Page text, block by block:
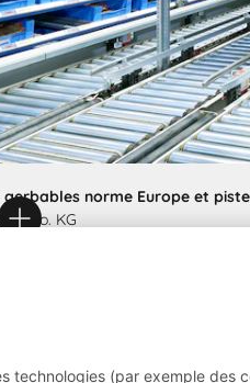
gerbables norme Europe et
& Co. KG